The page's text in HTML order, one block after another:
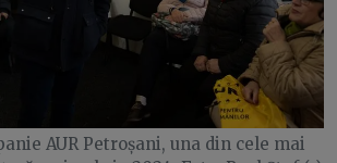
AUR Petroșani, una din cele mai